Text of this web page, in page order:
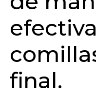
final.